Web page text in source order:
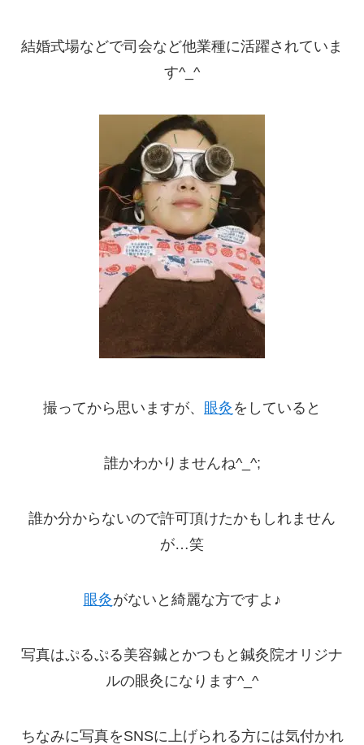
結婚式場などで司会など他業種に活躍されていま
す^_^
撮ってから思いますが、 眼灸 をしていると
誰かわかりませんね^_^;
誰か分からないので許可頂けたかもしれません
が…笑
眼灸がないと綺麗な方ですよ♪
写真はぷるぷる美容鍼とかつもと鍼灸院オリジナ
ルの眼灸になります^_^
ちなみに写真をSNSに上げられる方には気付かれ